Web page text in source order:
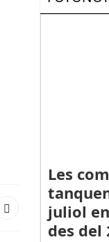
Les
juliol
des del